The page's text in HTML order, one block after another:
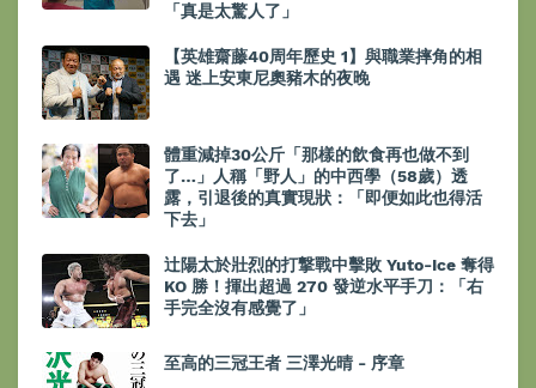
「真是太驚人了」
【英雄齋藤40周年歷史 1】與職業摔角的相
遇 迷上安東尼奧豬木的夜晚
體重減掉30公斤「那樣的飲食再也做不到
了…」人稱「野人」的中西學（58歲）透
露，引退後的真實現狀：「即便如此也得活
下去」
辻陽太於壯烈的打撃戰中擊敗 Yuto-Ice 奪得
KO 勝！揮出超過 270 發逆水平手刀：「右
手完全沒有感覺了」
至高的三冠王者 三澤光晴 - 序章